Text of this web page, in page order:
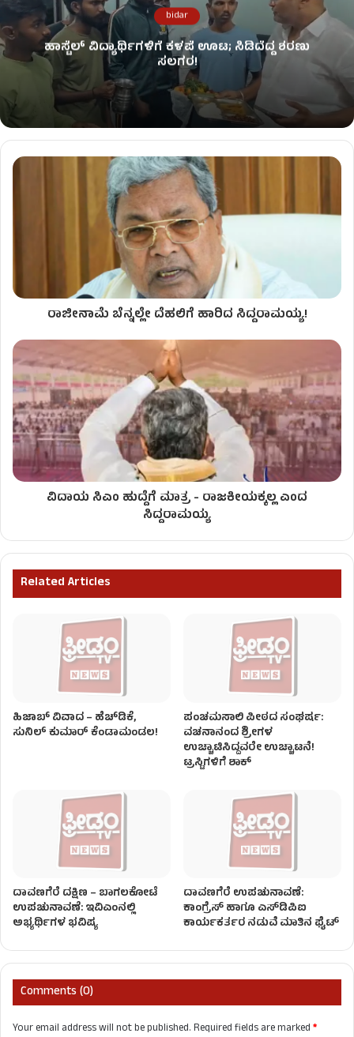
bidar
ಹಾಸ್ಟೆಲ್ ವಿದ್ಯಾರ್ಥಿಗಳಿಗೆ ಕಳಪೆ ಊಟ; ಸಿಡಿದೆದ್ದ ಶರಣು
ಸಲಗರ!
ರಾಜೀನಾಮೆ ಬೆನ್ನಲ್ಲೇ ದೆಹಲಿಗೆ ಹಾರಿದ ಸಿದ್ದರಾಮಯ್ಯ!
ವಿದಾಯ ಸಿಎಂ ಹುದ್ದೆಗೆ ಮಾತ್ರ - ರಾಜಕೀಯಕ್ಕಲ್ಲ ಎಂದ
ಸಿದ್ದರಾಮಯ್ಯ
Related Articles
ಹಿಜಾಬ್ ವಿವಾದ – ಹೆಚ್‌ಡಿಕೆ,
ಸುನಿಲ್ ಕುಮಾರ್ ಕೆಂಡಾಮಂಡಲ!
ಪಂಚಮಸಾಲಿ ಪೀಠದ ಸಂಘರ್ಷ:
ವಚನಾನಂದ ಶ್ರೀಗಳ
ಉಚ್ಚಾಟಿಸಿದ್ದವರೇ ಉಚ್ಚಾಟನೆ!
ಟ್ರಸ್ಟಿಗಳಿಗೆ ಶಾಕ್
ದಾವಣಗೆರೆ ದಕ್ಷಿಣ – ಬಾಗಲಕೋಟೆ
ಉಪಚುನಾವಣೆ: ಇವಿಎಂನಲ್ಲಿ
ಅಭ್ಯರ್ಥಿಗಳ ಭವಿಷ್ಯ
ದಾವಣಗೆರೆ ಉಪಚುನಾವಣೆ:
ಕಾಂಗ್ರೆಸ್ ಹಾಗೂ ಎಸ್‌ಡಿಪಿಐ
ಕಾರ್ಯಕರ್ತರ ನಡುವೆ ಮಾತಿನ ಫೈಟ್
Comments (0)
Your email address will not be published.Required fields are marked*